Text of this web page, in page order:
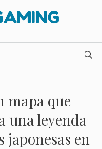
mapa que
una leyenda
en